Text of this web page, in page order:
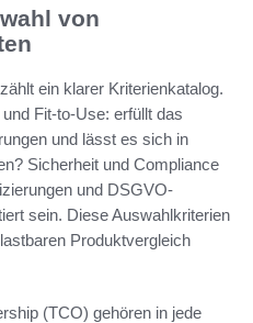
von
ein klarer Kriterienkatalog.
Fit-to-Use: erfüllt das
und lässt es sich in
Sicherheit und Compliance
und DSGVO-
sein. Diese Auswahlkriterien
Produktvergleich
(TCO) gehören in jede